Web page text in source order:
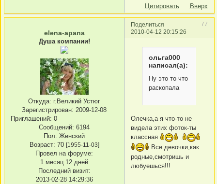
Цитировать Вверх
Поделиться
77
2010-04-12 20:15:26
elena-apana
Душа компании!
Откуда: г.Великий Устюг
Зарегистрирован: 2009-12-08
Приглашений: 0
Сообщений: 6194
Пол: Женский
Возраст: 70 [1955-11-03]
Провел на форуме:
1 месяц 12 дней
Последний визит:
2013-02-28 14:29:36
ольга000
написал(а):
Ну это то что
раскопала
Олечка,а я что-то не
видела этих фоток-ты
классная
Все девочки,как
родные,смотришь и
любуешься!!!